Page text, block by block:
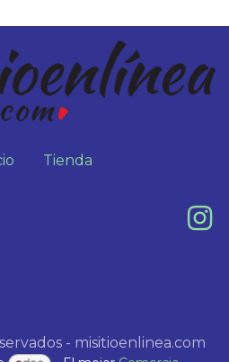
Tienda
- misitioenlinea.com